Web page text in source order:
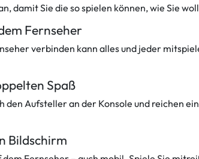
damit Sie die so spielen können, wie Sie
Fernseher
verbinden kann alles und jeder
Spaß
den Aufsteller an der Konsole und reichen
Bildschirm